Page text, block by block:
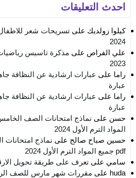
احدث التعليقات
كيلوا زولديك على تسريحات شعر
2024
علي الفراص على مذكرة تاسيس رياضيات
2023
راما على
عبارة
راما على
عبارة
حسن على
المواد الترم الأول 2024
حسين صباح صالح على نماذج امتحانات
pdf جميع المواد الترم الأول 2024
سامي على تعرف على طريقة تحويل
huda على مقررات شهر مارس للصف الرابع